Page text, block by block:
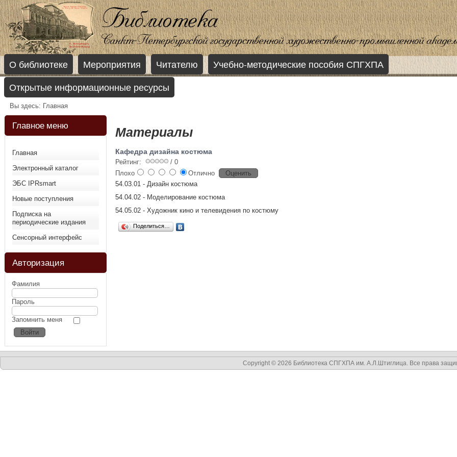
О библиотеке Мероприятия Читателю
Учебно-методические пособия СПГХПА
Открытые информационные ресурсы
Вы здесь: Главная
Главное меню
Главная
Электронный каталог
ЭБС IPRsmart
Новые поступления
Подписка на
периодические издания
Сенсорный интерфейс
Авторизация
Фамилия
Пароль
Запомнить меня
Материалы
Кафедра дизайна костюма
Рейтинг:
/ 0
Плохо
Отлично
54.03.01 - Дизайн костюма
54.04.02 - Моделирование костюма
54.05.02 - Художник кино и телевидения по костюму
Поделиться…
Copyright © 2026 Библиотека СПГХПА им. А.Л.Штиглица. Все права